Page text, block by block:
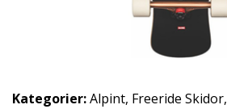
Kategorier:Alpint, Freeride Skidor,